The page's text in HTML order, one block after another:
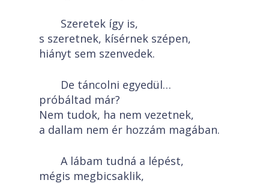
Szeretek így is,
s szeretnek, kísérnek szépen,
hiányt sem szenvedek.
De táncolni egyedül…
próbáltad már?
Nem tudok, ha nem vezetnek,
a dallam nem ér hozzám magában.
A lábam tudná a lépést,
mégis megbicsaklik,